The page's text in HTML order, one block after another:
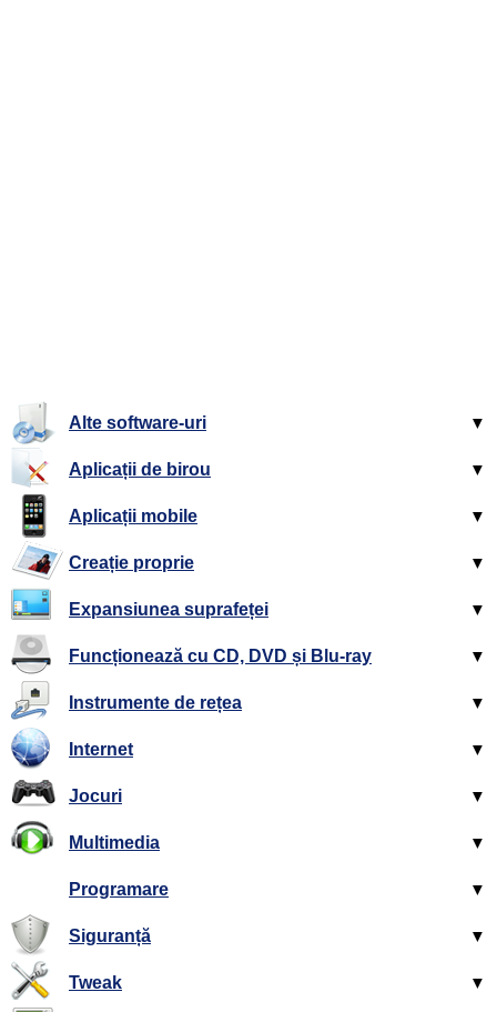
Alte software-uri ▼
Aplicații de birou ▼
Aplicații mobile ▼
Creație proprie ▼
Expansiunea suprafeței ▼
Funcționează cu CD, DVD și Blu-ray ▼
Instrumente de rețea ▼
Internet ▼
Jocuri ▼
Multimedia ▼
Programare ▼
Siguranță ▼
Tweak ▼